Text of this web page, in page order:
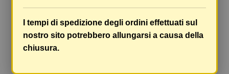
Le scatole hanno dimensioni adeguatamente
ampie e i vostri articoli son ben protetti.
I tempi di spedizione degli ordini effettuati sul
nostro sito potrebbero allungarsi a causa della
chiusura.